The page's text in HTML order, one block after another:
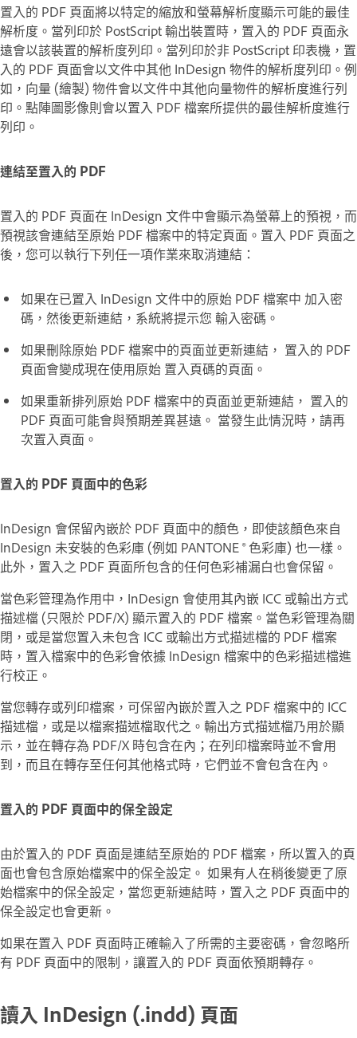
置入的 PDF 頁面將以特定的縮放和螢幕解析度顯示可能的最佳
解析度。當列印於 PostScript 輸出裝置時，置入的 PDF 頁面永
遠會以該裝置的解析度列印。當列印於非 PostScript 印表機，置
入的 PDF 頁面會以文件中其他 InDesign 物件的解析度列印。例
如，向量 (繪製) 物件會以文件中其他向量物件的解析度進行列
印。點陣圖影像則會以置入 PDF 檔案所提供的最佳解析度進行
列印。
連結至置入的 PDF
置入的 PDF 頁面在 InDesign 文件中會顯示為螢幕上的預視，而
預視該會連結至原始 PDF 檔案中的特定頁面。置入 PDF 頁面之
後，您可以執行下列任一項作業來取消連結：
如果在已置入 InDesign 文件中的原始 PDF 檔案中 加入密
碼，然後更新連結，系統將提示您 輸入密碼。
如果刪除原始 PDF 檔案中的頁面並更新連結， 置入的 PDF
頁面會變成現在使用原始 置入頁碼的頁面。
如果重新排列原始 PDF 檔案中的頁面並更新連結， 置入的
PDF 頁面可能會與預期差異甚遠。 當發生此情況時，請再
次置入頁面。
置入的 PDF 頁面中的色彩
InDesign 會保留內嵌於 PDF 頁面中的顏色，即使該顏色來自
InDesign 未安裝的色彩庫 (例如 PANTONE ® 色彩庫) 也一樣。
此外，置入之 PDF 頁面所包含的任何色彩補漏白也會保留。
當色彩管理為作用中，InDesign 會使用其內嵌 ICC 或輸出方式
描述檔 (只限於 PDF/X) 顯示置入的 PDF 檔案。當色彩管理為關
閉，或是當您置入未包含 ICC 或輸出方式描述檔的 PDF 檔案
時，置入檔案中的色彩會依據 InDesign 檔案中的色彩描述檔進
行校正。
當您轉存或列印檔案，可保留內嵌於置入之 PDF 檔案中的 ICC
描述檔，或是以檔案描述檔取代之。輸出方式描述檔乃用於顯
示，並在轉存為 PDF/X 時包含在內；在列印檔案時並不會用
到，而且在轉存至任何其他格式時，它們並不會包含在內。
置入的 PDF 頁面中的保全設定
由於置入的 PDF 頁面是連結至原始的 PDF 檔案，所以置入的頁
面也會包含原始檔案中的保全設定。 如果有人在稍後變更了原
始檔案中的保全設定，當您更新連結時，置入之 PDF 頁面中的
保全設定也會更新。
如果在置入 PDF 頁面時正確輸入了所需的主要密碼，會忽略所
有 PDF 頁面中的限制，讓置入的 PDF 頁面依預期轉存。
讀入 InDesign (.indd) 頁面